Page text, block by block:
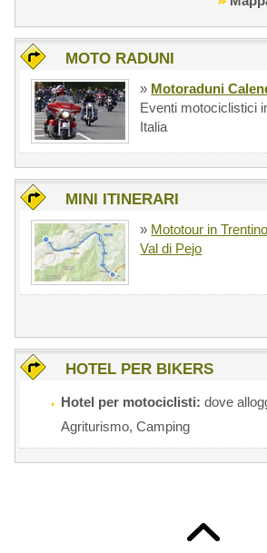
MOTO RADUNI
» Motoraduni
Eventi motociclistici
Italia
MINI ITINERARI
» Mototour in
Val di Pejo
HOTEL PER BIKERS
Hotel per motociclisti: dove
Agriturismo, Camping